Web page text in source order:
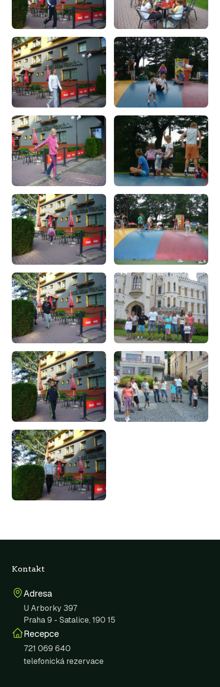
Kontakt
Adresa
U Arborky 397
Praha 9 - Satalice, 190 15
Recepce
721 069 640
telefonická rezervace